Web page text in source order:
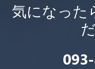
気になった